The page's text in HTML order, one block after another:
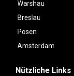
Warshau
Breslau
Posen
Amsterdam
Nützliche Links